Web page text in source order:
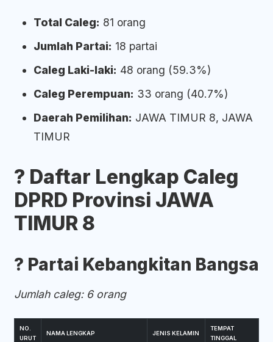
Total Caleg: 81 orang
Jumlah Partai: 18 partai
Caleg Laki-laki: 48 orang (59.3%)
Caleg Perempuan: 33 orang (40.7%)
Daerah Pemilihan: JAWA TIMUR 8, JAWA
TIMUR
? Daftar Lengkap Caleg
DPRD Provinsi JAWA
TIMUR 8
?️ Partai Kebangkitan Bangsa
Jumlah caleg: 6 orang
NO.
URUT
NAMA LENGKAP JENIS KELAMIN
TEMPAT
TINGGAL